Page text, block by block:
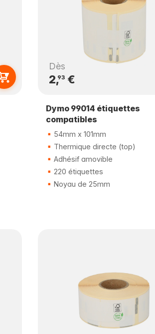
Dès
2,93 €
Dymo 99014 étiquettes
compatibles
54mm x 101mm
Thermique directe (top)
Adhésif amovible
220 étiquettes
Noyau de 25mm